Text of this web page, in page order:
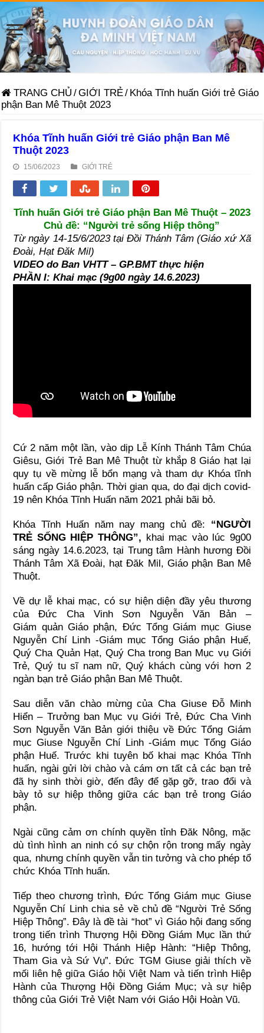
TRANG CHỦ /GIỚI TRẺ/ Khóa Tĩnh huấn Giới trẻ Giáo
phận Ban Mê Thuột 2023
Khóa Tĩnh huấn Giới trẻ Giáo phận Ban Mê
Thuột 2023
15/06/2023 GIỚI TRẺ
Tĩnh huấn Giới trẻ Giáo phận Ban Mê Thuột – 2023
Chủ đề: “Người trẻ sống Hiệp thông”
Từ ngày 14-15/6/2023 tại Đồi Thánh Tâm (Giáo xứ Xã
Đoài, Hạt Đăk Mil)
VIDEO do Ban VHTT – GP.BMT thực hiện
PHẦN I: Khai mạc (9g00 ngày 14.6.2023)
Cứ 2 năm một lần, vào dịp Lễ Kính Thánh Tâm Chúa
Giêsu, Giới Trẻ Ban Mê Thuột từ khắp 8 Giáo hạt lại
quy tụ về mừng lễ bổn mạng và tham dự Khóa tĩnh
huấn cấp Giáo phận. Thời gian qua, do đại dịch covid-
19 nên Khóa Tĩnh Huấn năm 2021 phải bãi bỏ.
Khóa Tĩnh Huấn năm nay mang chủ đề: “ NGƯỜI
TRẺ SỐNG HIỆP THÔNG”, khai mạc vào lúc 9g00
sáng ngày 14.6.2023, tại Trung tâm Hành hương Đồi
Thánh Tâm Xã Đoài, hạt Đăk Mil , Giáo phận Ban Mê
Thuột.
Về dự lễ khai mạc, có sự hiện diện đầy yêu thương
của Đức Cha Vinh Sơn Nguyễn Văn Bản–
Giám quảnGiáo phận, Đức Tổng Giám mục Giuse
Nguyễn Chí Linh -Giám mục Tổng Giáo phận Huế,
Quý Cha Quản Hạt, Quý Cha trong Ban Mục vụ Giới
Trẻ, Quý tu sĩ nam nữ, Quý khách cùng với hơn 2
ngàn bạn trẻ Giáo phận Ban Mê Thuột.
Sau diễn văn chào mừng của Cha Giuse Đỗ Minh
Hiển – Trưởng ban Mục vụ Giới Trẻ,Đức Cha Vinh
Sơn Nguyễn Văn Bản giới thiệu về Đức Tổng Giám
mục Giuse Nguyễn Chí Linh -Giám mục Tổng Giáo
phận Huế. Trước khi tuyên bố khai mạc Khóa Tĩnh
huấn, ngài gửi lời chào và cám ơn tất cả các bạn trẻ
đã hy sinh thời giờ, đến đây để gặp gỡ, trao đổi và
bày tỏ sự hiệp thông giữa các bạn trẻ trong Giáo
phận.
Ngài cũng cảm ơn chính quyền tỉnh Đăk Nông, mặc
dù tình hình an ninh có sự chộn rộn trong mấy ngày
qua, nhưng chính quyền vẫn tin tưởng và cho phép tổ
chức Khóa Tĩnh huấn.
Tiếp theo chương trình, Đức Tổng Giám mục Giuse
Nguyễn Chí Linh chia sẻ về chủ đề “Người Trẻ Sống
Hiệp Thông”.Đây là đề tài “hot” vì Giáo hội đang sống
trong tiến trình Thượng Hội Đồng Giám Mục lần thứ
16, hướng tới Hội Thánh Hiệp Hành: “Hiệp Thông,
Tham Gia và Sứ Vụ”. Đức TGM Giuse giải thích về
mối liên hệ giữa Giáo hội Việt Nam và tiến trình Hiệp
Hành của Thượng Hội Đồng Giám Mục; và sự hiệp
thông của Giới Trẻ Việt Nam với Giáo Hội Hoàn Vũ.